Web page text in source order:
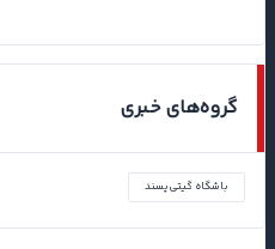
گروه‌های خبری
باشگاه گیتی‌پسند